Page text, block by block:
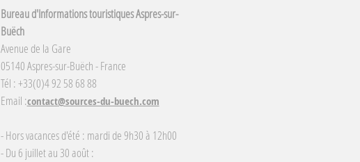
Bureau d'Informations touristiques Aspres-sur-
Buëch
Avenue de la Gare
05140 Aspres-sur-Buëch - France
Tél : +33(0)4 92 58 68 88
Email :contact@sources-du-buech.com
- Hors vacances d'été : mardi de 9h30 à 12h00
- Du 6 juillet au 30 août :